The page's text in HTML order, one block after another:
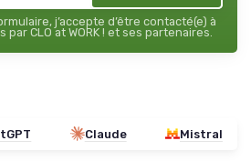
j’accepte d’être contacté(e) à
CLO at WORK ! et ses partenaires.
Claude Mistral